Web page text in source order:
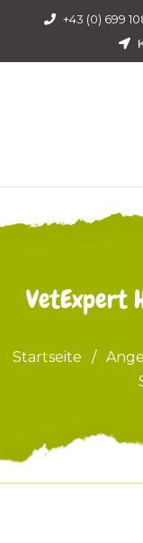
+43 (0) 699
VetExpert
Startseite /